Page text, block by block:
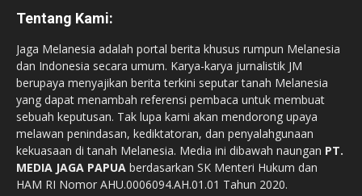
Tentang Kami:
Jaga Melanesia adalah portal berita khusus rumpun Melanesia
dan Indonesia secara umum. Karya-karya jurnalistik JM
berupaya menyajikan berita terkini seputar tanah Melanesia
yang dapat menambah referensi pembaca untuk membuat
sebuah keputusan. Tak lupa kami akan mendorong upaya
melawan penindasan, kediktatoran, dan penyalahgunaan
kekuasaan di tanah Melanesia. Media ini dibawah naungan PT.
MEDIA JAGA PAPUA berdasarkan SK Menteri Hukum dan
HAM RI Nomor AHU.0006094.AH.01.01 Tahun 2020.